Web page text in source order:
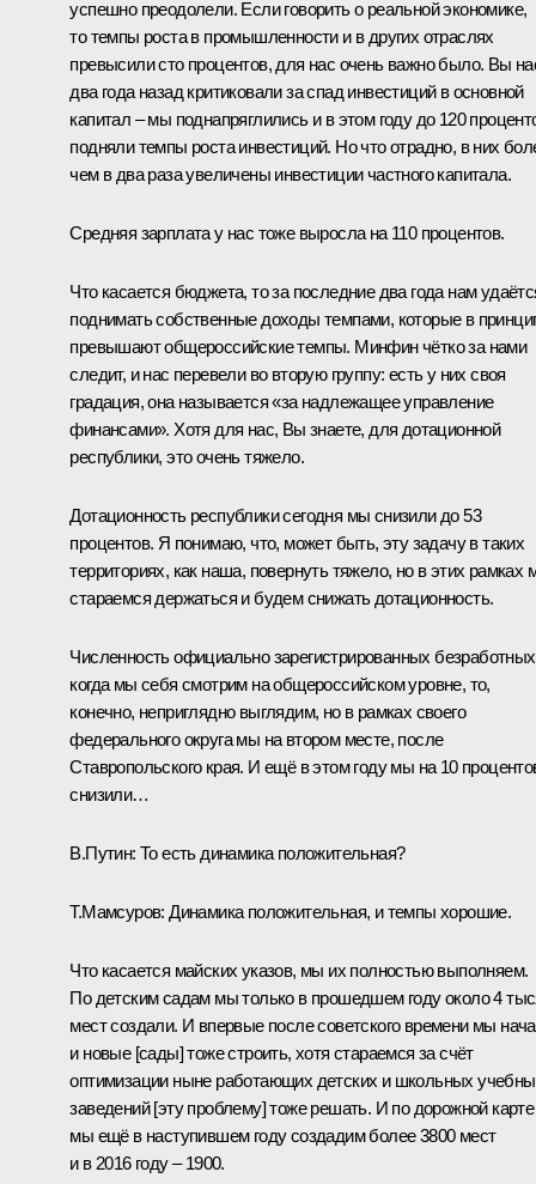
успешно преодолели. Если говорить о реальной экономике,
то темпы роста в промышленности и в других отраслях
превысили сто процентов, для нас очень важно было. Вы
два года назад критиковали за спад инвестиций в основной
капитал – мы поднапряглились и в этом году до 120
подняли темпы роста инвестиций. Но что отрадно, в них
чем в два раза увеличены инвестиции частного капитала.
Средняя зарплата у нас тоже выросла на 110 процентов.
Что касается бюджета, то за последние два года нам
поднимать собственные доходы темпами, которые в
превышают общероссийские темпы. Минфин чётко за нами
следит, и нас перевели во вторую группу: есть у них своя
градация, она называется «за надлежащее управление
финансами». Хотя для нас, Вы знаете, для дотационной
республики, это очень тяжело.
Дотационность республики сегодня мы снизили до 53
процентов. Я понимаю, что, может быть, эту задачу в таких
территориях, как наша, повернуть тяжело, но в этих рамках
стараемся держаться и будем снижать дотационность.
Численность официально зарегистрированных
когда мы себя смотрим на общероссийском уровне, то,
конечно, неприглядно выглядим, но в рамках своего
федерального округа мы на втором месте, после
Ставропольского края. И ещё в этом году мы на 10
снизили…
В.Путин: То есть динамика положительная?
Т.Мамсуров: Динамика положительная, и темпы хорошие.
Что касается майских указов, мы их полностью выполняем.
По детским садам мы только в прошедшем году около 4
мест создали. И впервые после советского времени мы
и новые [сады] тоже строить, хотя стараемся за счёт
оптимизации ныне работающих детских и школьных
заведений [эту проблему] тоже решать. И по дорожной карте
мы ещё в наступившем году создадим более 3800 мест
и в 2016 году – 1900.